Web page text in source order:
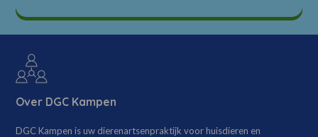
Over DGC Kampen
DGC Kampen is uw dierenartsenpraktijk voor huisdieren en